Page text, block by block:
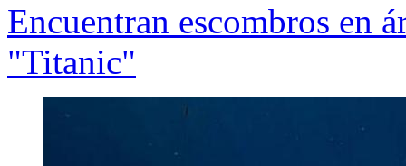
Encuentran escombros en
"Titanic"